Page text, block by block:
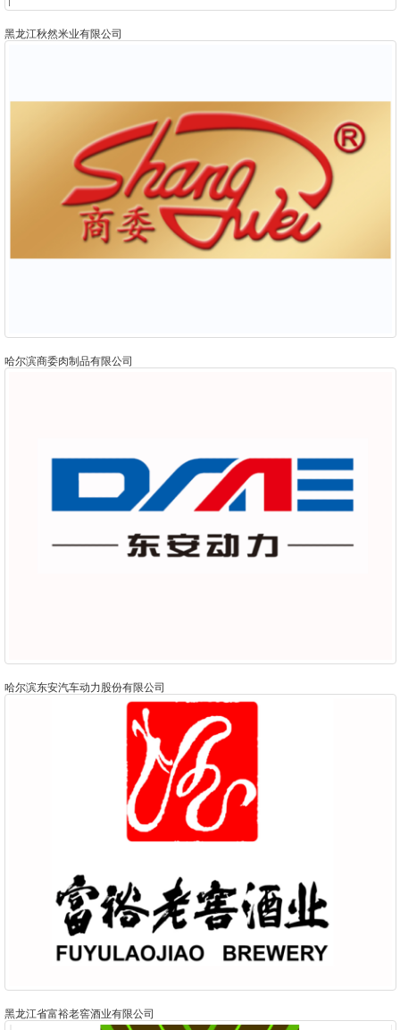
黑龙江秋然米业有限公司
哈尔滨商委肉制品有限公司
哈尔滨东安汽车动力股份有限公司
黑龙江省富裕老窖酒业有限公司